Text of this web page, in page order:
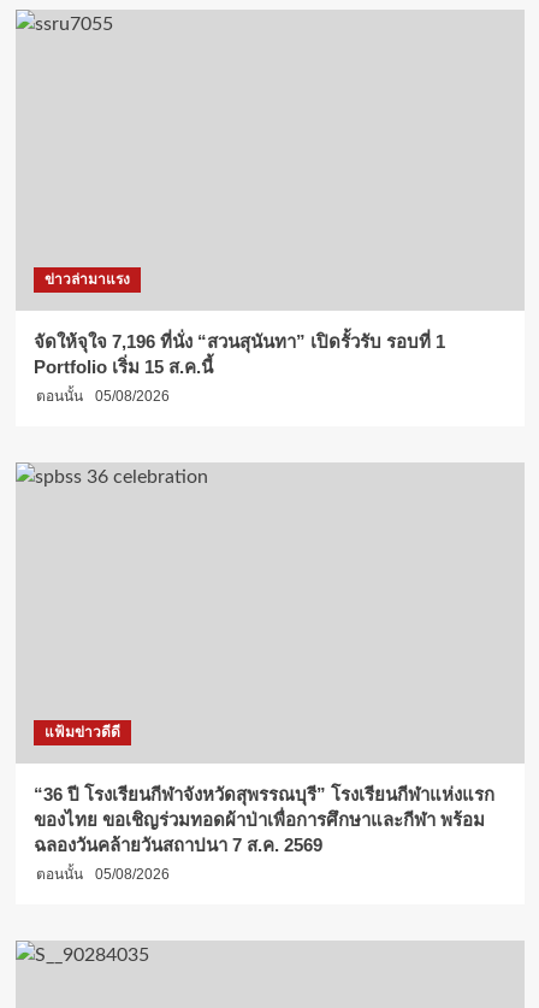
ข่าวล่ามาแรง
จัดให้จุใจ 7,196 ที่นั่ง “สวนสุนันทา” เปิดรั้วรับ รอบที่ 1
Portfolio เริ่ม 15 ส.ค.นี้
ตอนนั้น 05/08/2026
แฟ้มข่าวดีดี
“36 ปี โรงเรียนกีฬาจังหวัดสุพรรณบุรี” โรงเรียนกีฬาแห่งแรก
ของไทย ขอเชิญร่วมทอดผ้าป่าเพื่อการศึกษาและกีฬา พร้อม
ฉลองวันคล้ายวันสถาปนา 7 ส.ค. 2569
ตอนนั้น 05/08/2026